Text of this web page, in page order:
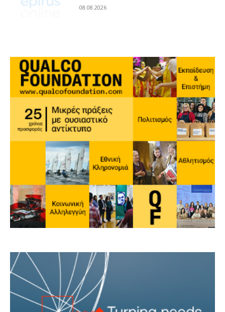
08.08.2026